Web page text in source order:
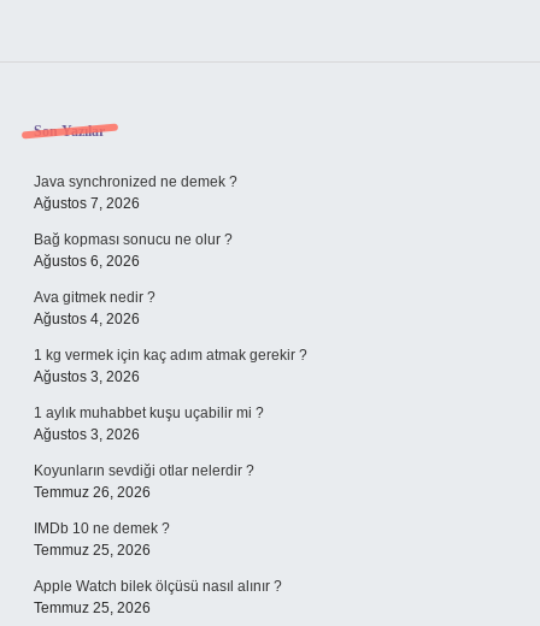
Sidebar
Son Yazılar
Java synchronized ne demek ?
Ağustos 7, 2026
Bağ kopması sonucu ne olur ?
Ağustos 6, 2026
Ava gitmek nedir ?
Ağustos 4, 2026
1 kg vermek için kaç adım atmak gerekir ?
Ağustos 3, 2026
1 aylık muhabbet kuşu uçabilir mi ?
Ağustos 3, 2026
Koyunların sevdiği otlar nelerdir ?
Temmuz 26, 2026
IMDb 10 ne demek ?
Temmuz 25, 2026
Apple Watch bilek ölçüsü nasıl alınır ?
Temmuz 25, 2026